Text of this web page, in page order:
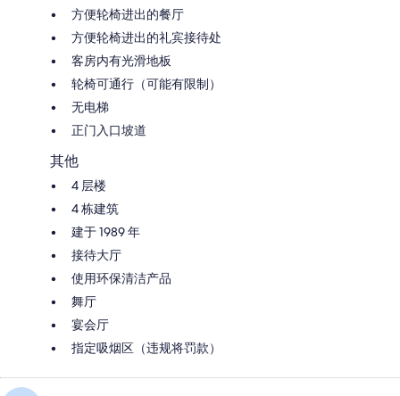
方便轮椅进出的餐厅
方便轮椅进出的礼宾接待处
客房内有光滑地板
轮椅可通行（可能有限制）
无电梯
正门入口坡道
其他
4 层楼
4 栋建筑
建于 1989 年
接待大厅
使用环保清洁产品
舞厅
宴会厅
指定吸烟区（违规将罚款）